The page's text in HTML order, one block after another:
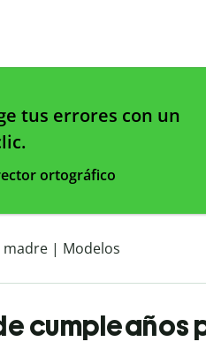
tus errores con un
ortográfico
madre | Modelos
cumpleaños